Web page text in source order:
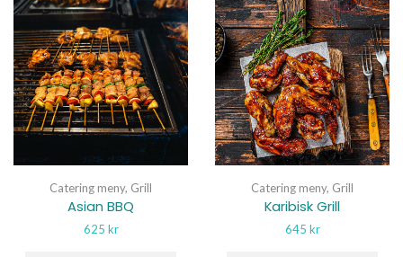
Catering meny, Grill
Asian BBQ
625 kr
Catering meny, Grill
Karibisk Grill
645 kr